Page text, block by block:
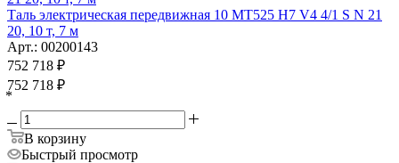
Таль электрическая передвижная 10 MT525 H7 V4 4/1 S N 21
20, 10 т, 7 м
Арт.: 00200143
752 718 ₽
752 718 ₽
*
В корзину
Быстрый просмотр